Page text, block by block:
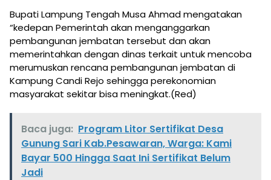
Bupati Lampung Tengah Musa Ahmad mengatakan
“kedepan Pemerintah akan menganggarkan
pembangunan jembatan tersebut dan akan
memerintahkan dengan dinas terkait untuk mencoba
merumuskan rencana pembangunan jembatan di
Kampung Candi Rejo sehingga perekonomian
masyarakat sekitar bisa meningkat.(Red)
Baca juga: Program Litor Sertifikat Desa
Gunung Sari Kab.Pesawaran, Warga: Kami
Bayar 500 Hingga Saat Ini Sertifikat Belum
Jadi